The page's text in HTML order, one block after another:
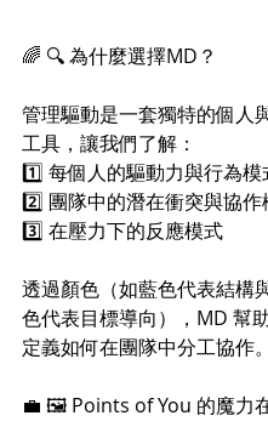
🌈 🔍 為什麼選擇MD？
管理驅動是一套獨特的個人
工具，讓我們了解：
1️⃣ 每個人的驅動力與行為模
2️⃣ 團隊中的潛在衝突與協作
3️⃣ 在壓力下的反應模式
透過顏色（如藍色代表結構
色代表目標導向），MD 幫
定義如何在團隊中分工協作。
💼 🖼 Points of You 的魔力